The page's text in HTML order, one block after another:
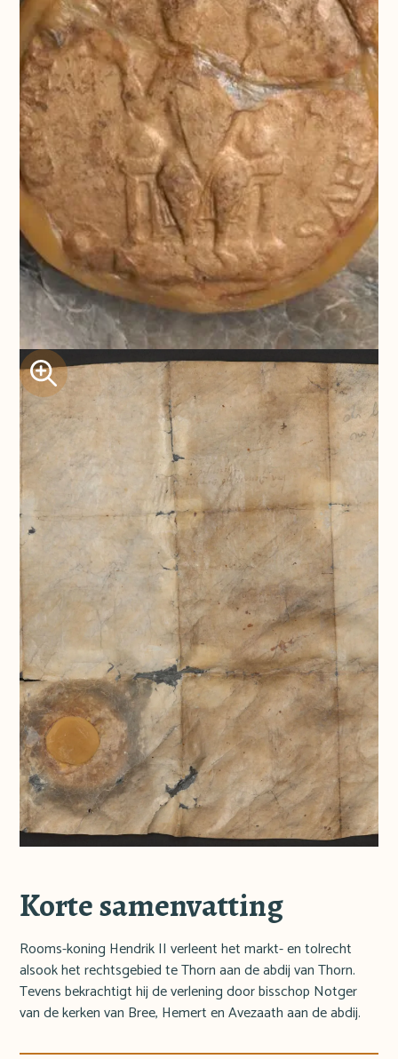
Korte samenvatting
Rooms-koning Hendrik II verleent het markt- en tolrecht
alsook het rechtsgebied te Thorn aan de abdij van Thorn.
Tevens bekrachtigt hij de verlening door bisschop Notger
van de kerken van Bree, Hemert en Avezaath aan de abdij.